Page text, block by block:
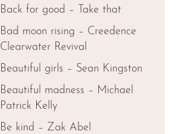
Back for good – Take that
Bad moon rising – Creedence
Clearwater Revival
Beautiful girls – Sean Kingston
Beautiful madness – Michael
Patrick Kelly
Be kind – Zak Abel